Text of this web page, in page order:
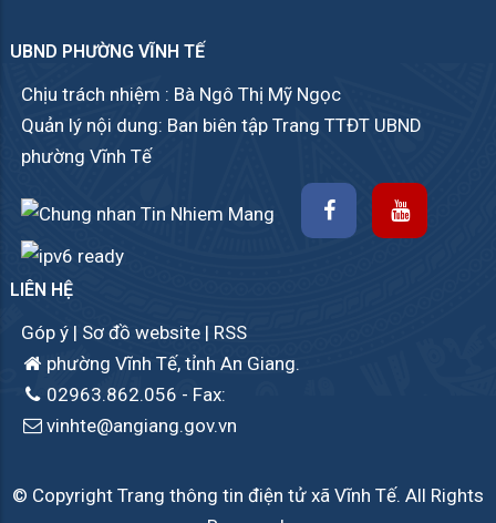
UBND PHƯỜNG VĨNH TẾ
Chịu trách nhiệm : Bà Ngô Thị Mỹ Ngọc
Quản lý nội dung: Ban biên tập Trang TTĐT UBND
phường Vĩnh Tế
LIÊN HỆ
Góp ý | Sơ đồ website | RSS
phường Vĩnh Tế, tỉnh An Giang.
02963.862.056 - Fax:
vinhte@angiang.gov.vn
© Copyright Trang thông tin điện tử xã Vĩnh Tế. All Rights